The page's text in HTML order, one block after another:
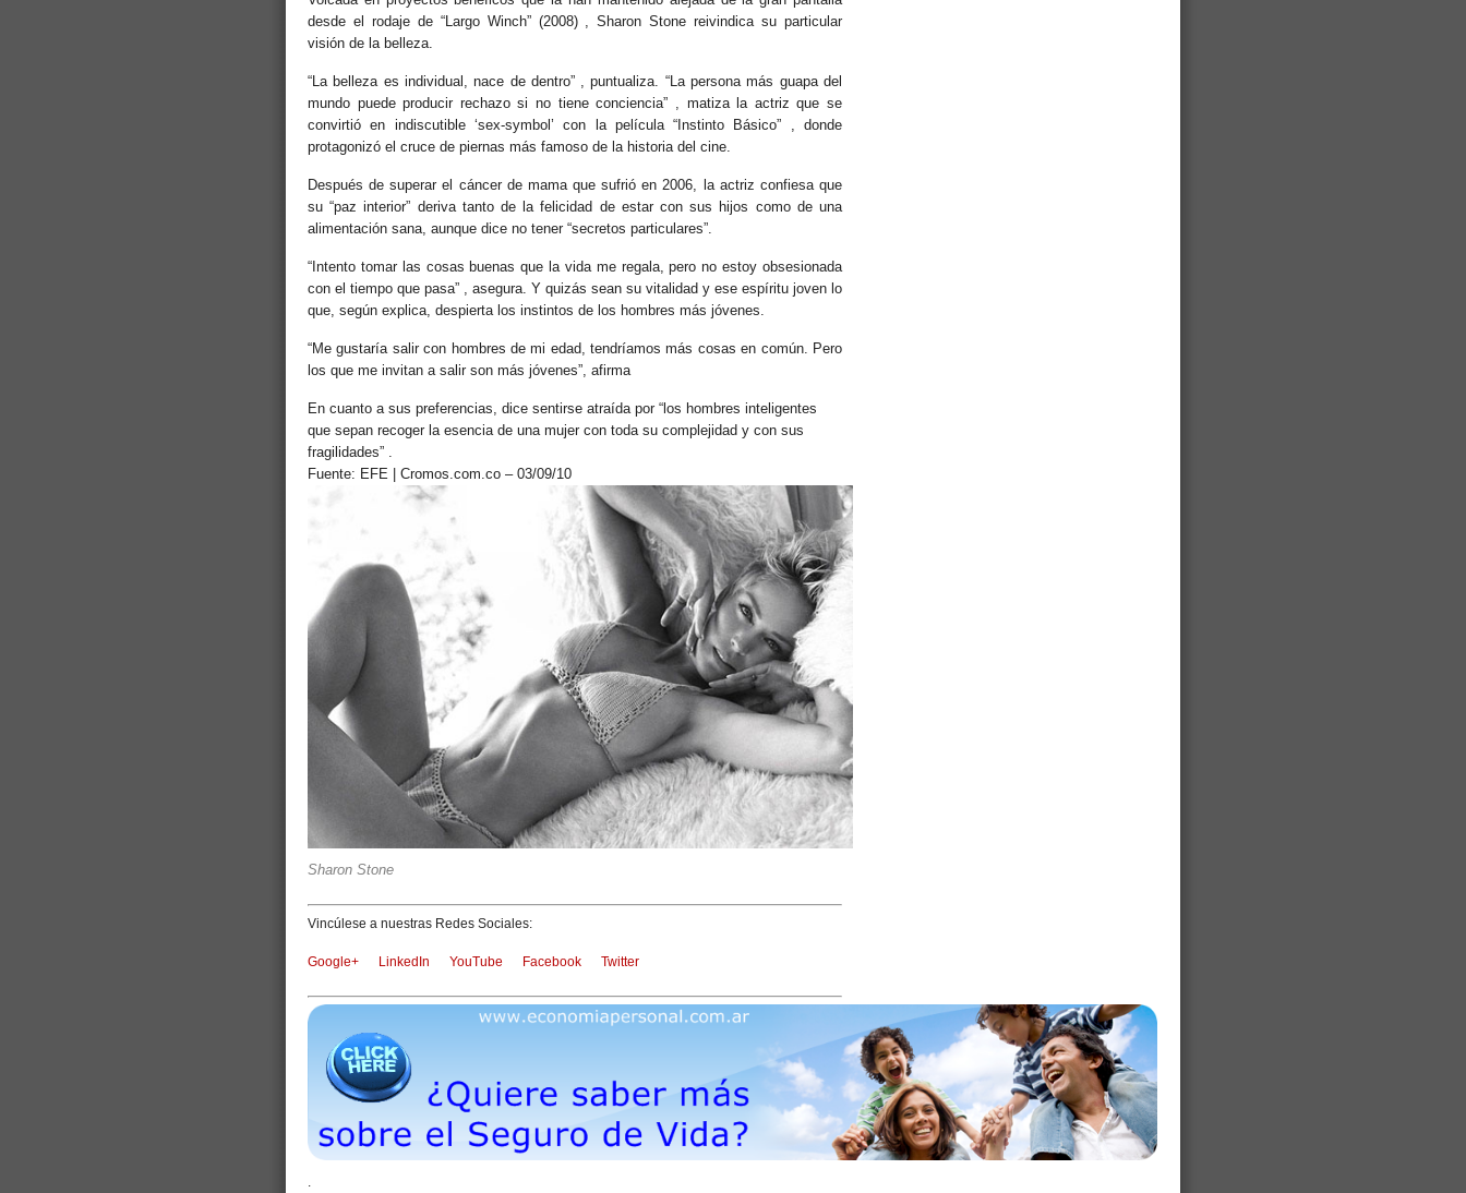
desde el rodaje de “Largo Winch” (2008) , Sharon Stone reivindica su particular
visión de la belleza.
“La belleza es individual, nace de dentro” , puntualiza. “La persona más guapa del
mundo puede producir rechazo si no tiene conciencia” , matiza la actriz que se
convirtió en indiscutible ‘sex-symbol’ con la película “Instinto Básico” , donde
protagonizó el cruce de piernas más famoso de la historia del cine.
Después de superar el cáncer de mama que sufrió en 2006, la actriz confiesa que
su “paz interior” deriva tanto de la felicidad de estar con sus hijos como de una
alimentación sana, aunque dice no tener “secretos particulares”.
“Intento tomar las cosas buenas que la vida me regala, pero no estoy obsesionada
con el tiempo que pasa” , asegura. Y quizás sean su vitalidad y ese espíritu joven lo
que, según explica, despierta los instintos de los hombres más jóvenes.
“Me gustaría salir con hombres de mi edad, tendríamos más cosas en común. Pero
los que me invitan a salir son más jóvenes”, afirma
En cuanto a sus preferencias, dice sentirse atraída por “los hombres inteligentes
que sepan recoger la esencia de una mujer con toda su complejidad y con sus
fragilidades” .
Fuente: EFE | Cromos.com.co – 03/09/10
Sharon Stone
Vincúlese a nuestras Redes Sociales:
Google+ LinkedIn YouTube Facebook Twitter
.